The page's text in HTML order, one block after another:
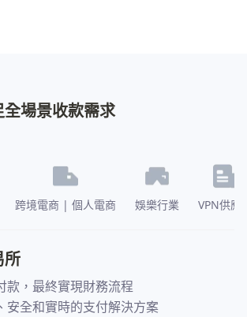
場景收款需求
跨境電商 | 個人電商 娛樂行業 VPN供應
所
款，最終實現財務流程
安全和實時的支付解決方案